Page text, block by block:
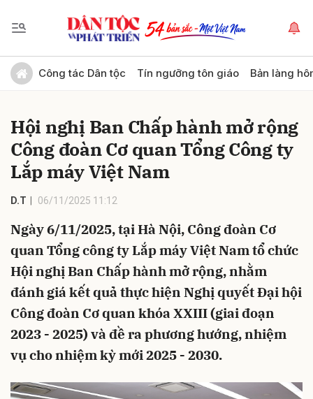
Công tác Dân tộc Tín ngưỡng tôn giáo Bản làng
Hội nghị Ban Chấp hành mở rộng
Công đoàn Cơ quan Tổng Công ty
Lắp máy Việt Nam
D.T 06/11/2025 11:12
Ngày 6/11/2025, tại Hà Nội, Công đoàn Cơ
quan Tổng công ty Lắp máy Việt Nam tổ chức
Hội nghị Ban Chấp hành mở rộng, nhằm
đánh giá kết quả thực hiện Nghị quyết Đại hội
Công đoàn Cơ quan khóa XXIII (giai đoạn
2023 - 2025) và đề ra phương hướng, nhiệm
vụ cho nhiệm kỳ mới 2025 - 2030.
Gửi bình luận